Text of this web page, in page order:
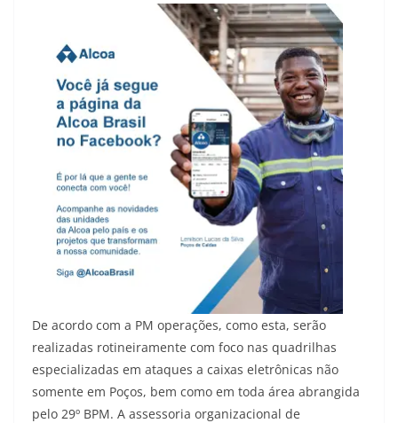
De acordo com a PM operações, como esta, serão
realizadas rotineiramente com foco nas quadrilhas
especializadas em ataques a caixas eletrônicas não
somente em Poços, bem como em toda área abrangida
pelo 29º BPM. A assessoria organizacional de